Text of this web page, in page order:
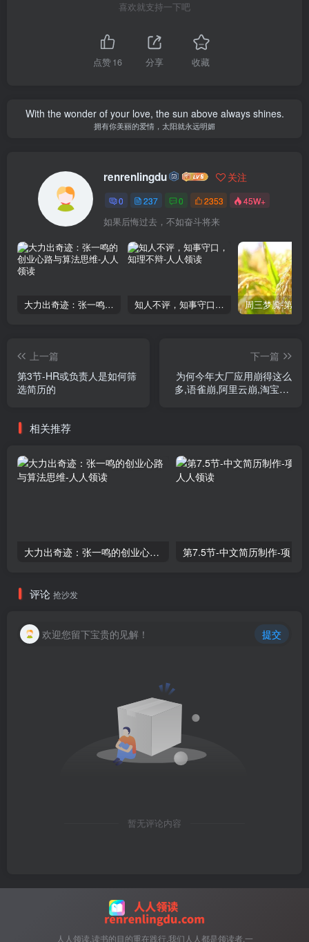
喜欢就支持一下吧
点赞16 分享 收藏
With the wonder of your love, the sun above always shines.
拥有你美丽的爱情，太阳就永远明媚
renrenlingdu 关注
0 237 0 2353 45W+
如果后悔过去，不如奋斗将来
大力出奇迹：张一鸣的创业心路与算法思维 知人不评，知事守口，知理不辩
上一篇
第3节-HR或负责人是如何筛
选简历的
下一篇
为何今年大厂应用崩得这么
多,语雀崩,阿里云崩,淘宝崩,
相关推荐
大力出奇迹：张一鸣的创业心路与算法思维 第7.5节-中文简历制作-项目
评论 抢沙发
欢迎您留下宝贵的见解！ 提交
暂无评论内容
人人领读,读书的目的重在践行,我们人人都是领读者,一